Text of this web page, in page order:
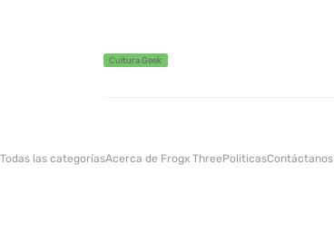
Cultura Geek
Todas las categoríasAcerca de Frogx ThreePoliticasContáctanos